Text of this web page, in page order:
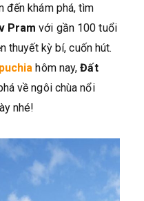
đến khám phá, tìm
Pramvới gần 100 tuổi
thuyết kỳ bí, cuốn hút.
hôm nay,Đất
về ngôi chùa nổi
nhé!